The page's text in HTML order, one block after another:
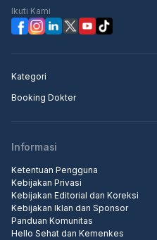
Ikuti Kami
Kategori
Booking Dokter
Informasi
Ketentuan Pengguna
Kebijakan Privasi
Kebijakan Editorial dan Koreksi
Kebijakan Iklan dan Sponsor
Panduan Komunitas
Hello Sehat dan Kemenkes